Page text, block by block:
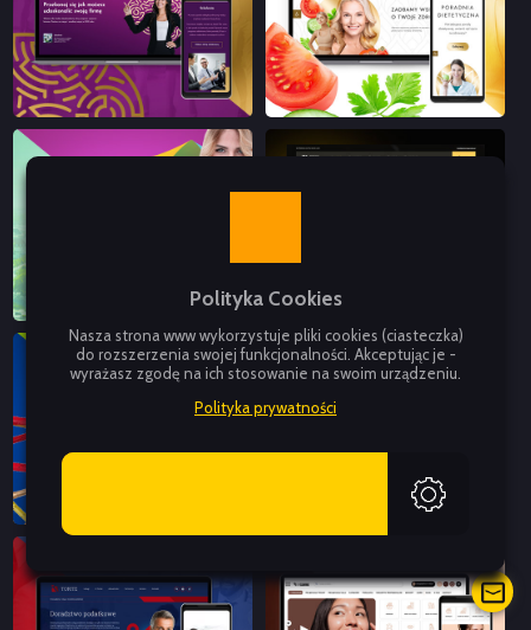
Polityka Cookies
Nasza strona www wykorzystuje pliki cookies (ciasteczka)
do rozszerzenia swojej funkcjonalności. Akceptując je -
wyrażasz zgodę na ich stosowanie na swoim urządzeniu.
Polityka prywatności